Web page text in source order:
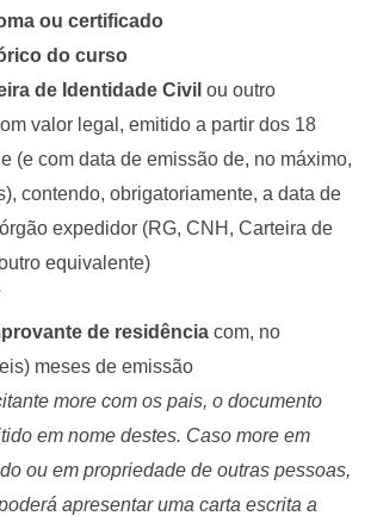
ou certificado
do curso
de Identidade Civil ou outro
valor legal, emitido a partir dos 18
(e com data de emissão de, no máximo,
contendo, obrigatoriamente, a data de
expedidor (RG, CNH, Carteira de
equivalente)
de residência com, no
meses de emissão
more com os pais, o documento
em nome destes. Caso more em
ou em propriedade de outras pessoas,
apresentar uma carta escrita a